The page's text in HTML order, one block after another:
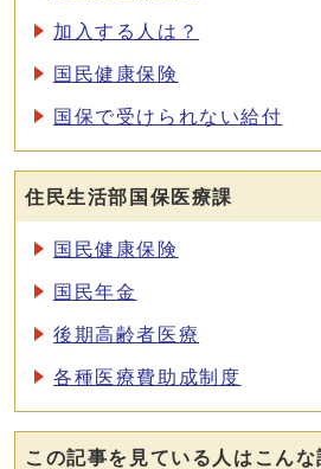
加入する人は？
国民健康保険
国保で受けられない給付
住民生活部国保医療課
国民健康保険
国民年金
後期高齢者医療
各種医療費助成制度
この記事を見ている人はこん